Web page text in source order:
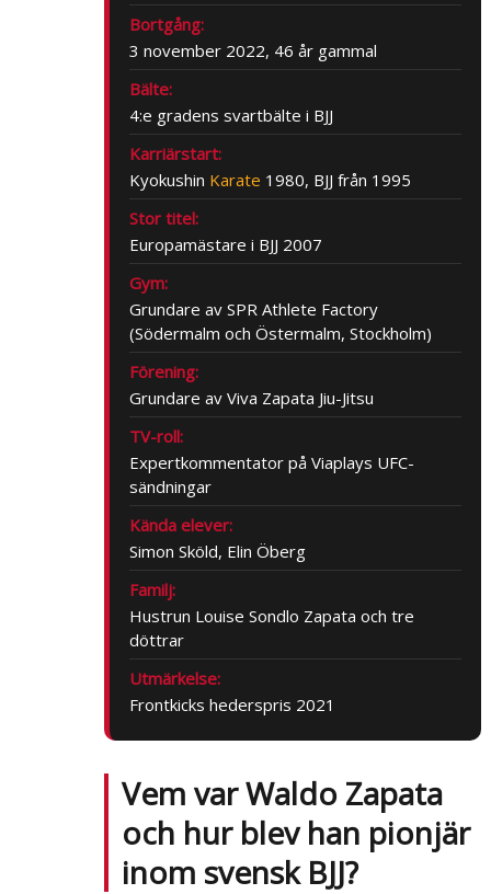
Bortgång:
3 november 2022, 46 år gammal
Bälte:
4:e gradens svartbälte i BJJ
Karriärstart:
Kyokushin Karate 1980, BJJ från 1995
Stor titel:
Europamästare i BJJ 2007
Gym:
Grundare av SPR Athlete Factory
(Södermalm och Östermalm, Stockholm)
Förening:
Grundare av Viva Zapata Jiu-Jitsu
TV-roll:
Expertkommentator på Viaplays UFC-
sändningar
Kända elever:
Simon Sköld, Elin Öberg
Familj:
Hustrun Louise Sondlo Zapata och tre
döttrar
Utmärkelse:
Frontkicks hederspris 2021
Vem var Waldo Zapata
och hur blev han pionjär
inom svensk BJJ?